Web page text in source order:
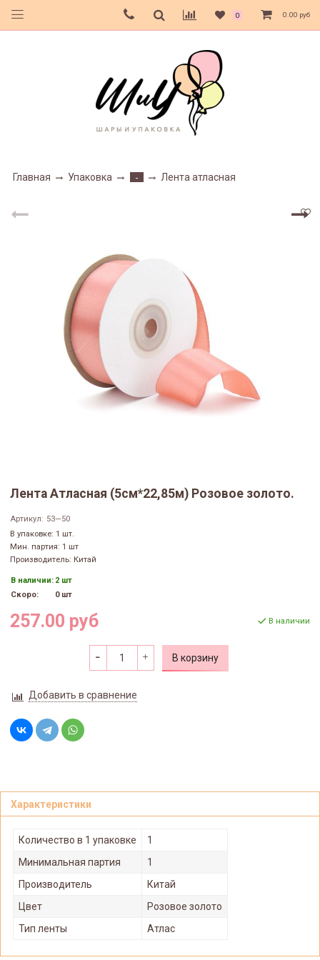
0 0.00 руб
Главная Упаковка - Лента атласная
Лента Атласная (5см*22,85м) Розовое золото.
Артикул: 53—50
В упаковке: 1 шт.
Мин. партия: 1 шт
Производитель: Китай
В наличии: 2 шт
Скоро:
0 шт
257.00 руб В наличии
В корзину
Добавить в сравнение
Характеристики
Количество в 1 упаковке
1
Минимальная партия
1
Производитель
Китай
Цвет
Розовое золото
Тип ленты
Атлас